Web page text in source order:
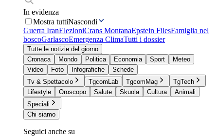
In evidenza
Mostra tuttiNascondi
Guerra IranElezioniCrans MontanaEpstein FilesFamiglia nel
boscoGarlascoEmergenza ClimaTutti i dossier
Tutte le notizie del giorno
Cronaca
Mondo Politica Economia Sport
Meteo
Video
Foto Infografiche
Schede
Tv & Spettacolo
TgcomLab TgcomMag
TgTech
Lifestyle
Oroscopo Salute Skuola Cultura
Animali
Speciali
Chi siamo
Seguici anche su